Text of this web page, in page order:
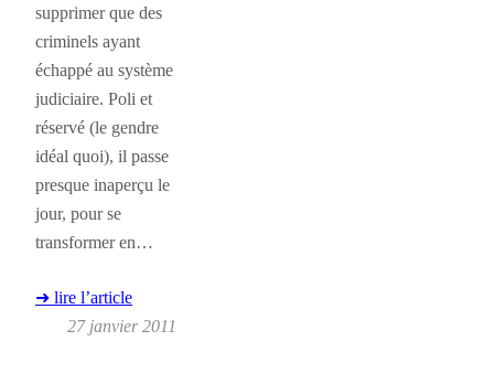
supprimer que des
criminels ayant
échappé au système
judiciaire. Poli et
réservé (le gendre
idéal quoi), il passe
presque inaperçu le
jour, pour se
transformer en…
➜ lire l’article
27 janvier 2011